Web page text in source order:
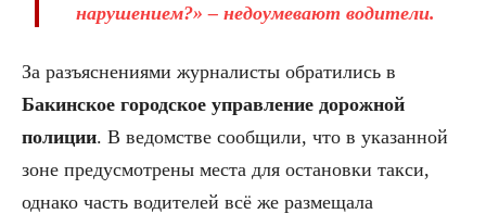
нарушением?» – недоумевают водители.
За разъяснениями журналисты обратились в
Бакинское городское управление дорожной
полиции. В ведомстве сообщили, что в указанной
зоне предусмотрены места для остановки такси,
однако часть водителей всё же размещала